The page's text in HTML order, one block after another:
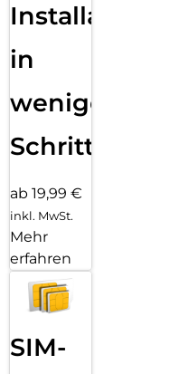
Installation
in
wenigen
Schritten
ab 19,99 €
inkl. MwSt.
Mehr
erfahren
SIM-